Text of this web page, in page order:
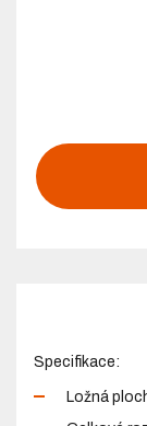
Specifikace:
Ložná